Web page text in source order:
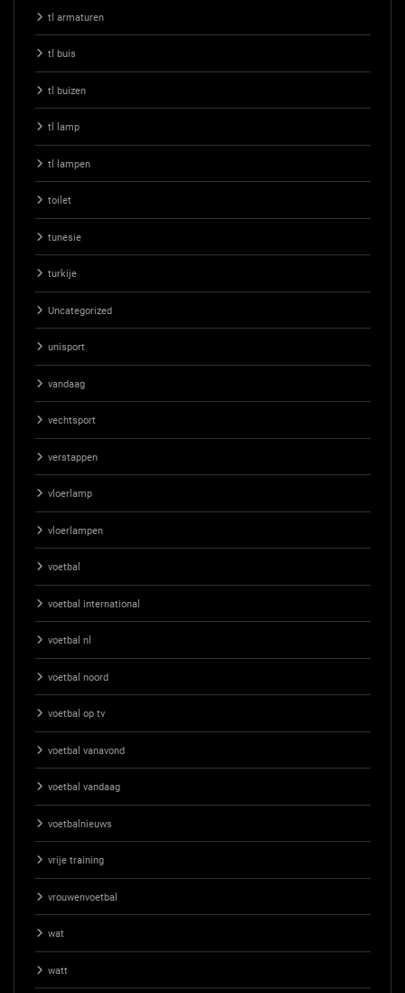
tl armaturen
tl buis
tl buizen
tl lamp
tl lampen
toilet
tunesie
turkije
Uncategorized
unisport
vandaag
vechtsport
verstappen
vloerlamp
vloerlampen
voetbal
voetbal international
voetbal nl
voetbal noord
voetbal op tv
voetbal vanavond
voetbal vandaag
voetbalnieuws
vrije training
vrouwenvoetbal
wat
watt